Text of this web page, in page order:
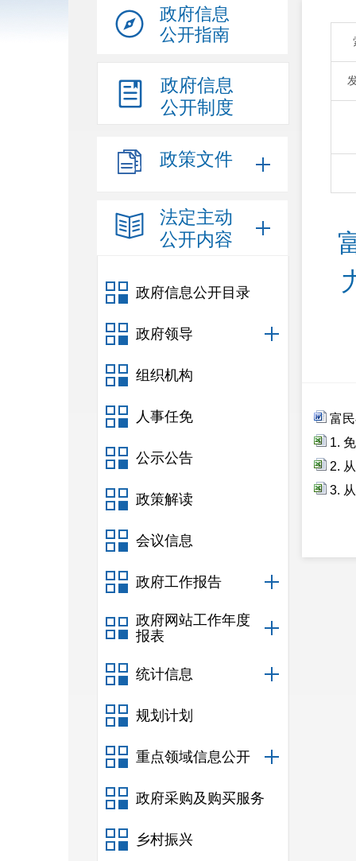
政府信息
公开指南
政府信息
公开制度
政策文件
法定主动
公开内容
政府信息公开目录
政府领导
组织机构
人事任免
公示公告
政策解读
会议信息
政府工作报告
政府网站工作年度
报表
统计信息
规划计划
重点领域信息公开
政府采购及购买服务
乡村振兴
富
1.
2.
3.